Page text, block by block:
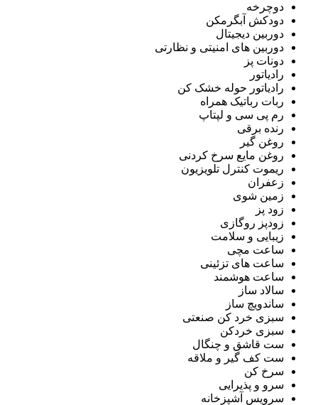
دوچرخه
دودکش آبگرمکن
دوربین دیجیتال
دوربین های امنیتی و نظارتی
دونات پز
رادیاتور
رادیاتور حوله خشک کن
ربات رباتیک همراه
رم پی سی و لپتاپ
رنده برقی
روغن گیر
روغن مایع سرخ کردنی
ریموت کنترل تلویزیون
زعفران
زمین شوی
زود پز
زودپز روگازی
زیبایی و سلامت
ساعت مچی
ساعت های تزئینی
ساعت هوشمند
سالاد ساز
ساندویچ ساز
سبزی خرد کن صنعتی
سبزی خردکن
ست قاشق و چنگال
ست کف گیر و ملاقه
سرخ کن
سرو و پذیرایی
سرویس آشپزخانه